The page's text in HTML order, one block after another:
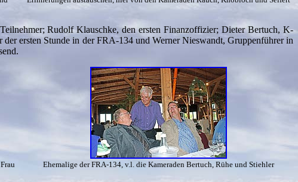
Rudolf Klauschke, den ersten Finanzoffizier; Dieter Bertuch, K-
ersten Stunde in der FRA-134 und Werner Nieswandt, Gruppenführer in
Ehemalige der FRA-134, v.l. die Kameraden Bertuch, Rühe und Stiehler